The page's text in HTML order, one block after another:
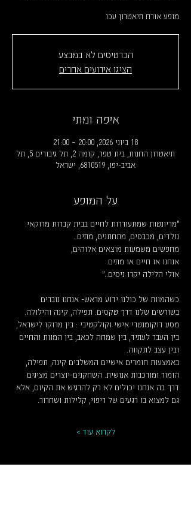
מופע אורח תיאטרון עכו
הכרטיסים לא במבצע
הציגו אירועים אחרים
איפה ומתי
18 ביוני 2026, 20:00 – 21:00
תיאטרון החנות, בית טפר, קומה 2, תל גיבורים 5, תל
אביב-יפו, 6810519, ישראל
על המופע
"מריונטות שמתעוררות לחיים בבית קברות מרוקאי:
נולדים, מכבסים, מתחתנים, מתים..
מחפשים משמעות מוצאים אלוהים,
אנחנו או חיים או מתים.
אולי הלילה יקרו ניסים.."
כשהמוות של כולנו ידוע מראש- אנחנו נוברים
בשורשים שלנו דרך טקסים: תפילה, קינה והילולה.
מסע דוקומנטרי אישי וקולקטיבי : בין מרוקו לישראל,
בין העבר לעתיד, בין שמחה לכאב, בין המוות והחיים
ובין עצב לתקווה.
באמצעות חומרים אישיים המשלבים קינה, תפילה,
הומור ומורכבות אנושית. השחקנים-יוצרים מציגים
דרך בה אנחנו יכולים לא רק להרגיש את הקיום, אלא
גם למצוא בו רגעים של ריפוי, קלילות ושחרור.
לקרוא עוד >